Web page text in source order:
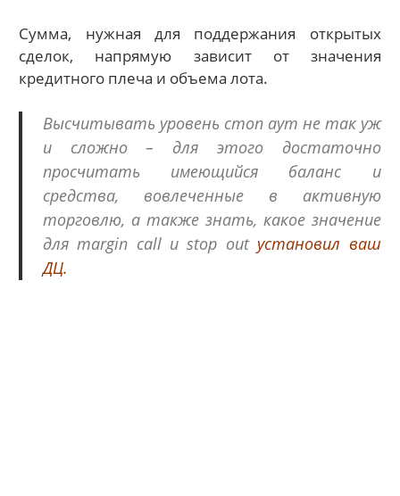
Сумма, нужная для поддержания открытых
сделок, напрямую зависит от значения
кредитного плеча и объема лота.
Высчитывать уровень стоп аут не так уж
и сложно – для этого достаточно
просчитать имеющийся баланс и
средства, вовлеченные в активную
торговлю, а также знать, какое значение
для margin call и stop out установил ваш
ДЦ.